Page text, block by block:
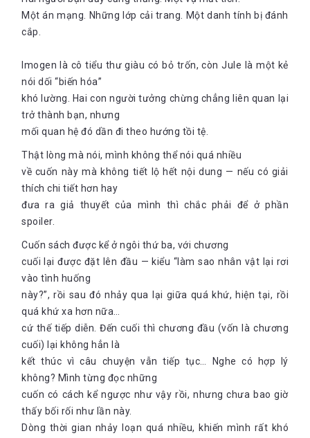
Một án mạng. Những lớp cải trang. Một danh tính bị đánh
cắp.
Imogen là cô tiểu thư giàu có bỏ trốn, còn Jule là một kẻ
nói dối “biến hóa”
khó lường. Hai con người tưởng chừng chẳng liên quan lại
trở thành bạn, nhưng
mối quan hệ đó dần đi theo hướng tồi tệ.
Thật lòng mà nói, mình không thể nói quá nhiều
về cuốn này mà không tiết lộ hết nội dung — nếu có giải
thích chi tiết hơn hay
đưa ra giả thuyết của mình thì chắc phải để ở phần
spoiler.
Cuốn sách được kể ở ngôi thứ ba, với chương
cuối lại được đặt lên đầu — kiểu “làm sao nhân vật lại rơi
vào tình huống
này?”, rồi sau đó nhảy qua lại giữa quá khứ, hiện tại, rồi
quá khứ xa hơn nữa…
cứ thế tiếp diễn. Đến cuối thì chương đầu (vốn là chương
cuối) lại không hẳn là
kết thúc vì câu chuyện vẫn tiếp tục… Nghe có hợp lý
không? Mình từng đọc những
cuốn có cách kể ngược như vậy rồi, nhưng chưa bao giờ
thấy bối rối như lần này.
Dòng thời gian nhảy loạn quá nhiều, khiến mình rất khó